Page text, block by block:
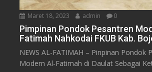
Maret 18, 2023 admin 0
Pimpinan Pondok Pesantren
Fatimah Nahkodai FKUB Kab.
NEWS AL-FATIMAH – Pinpinan Pondok
Modern Al-Fatimah di Daulat Sebagai